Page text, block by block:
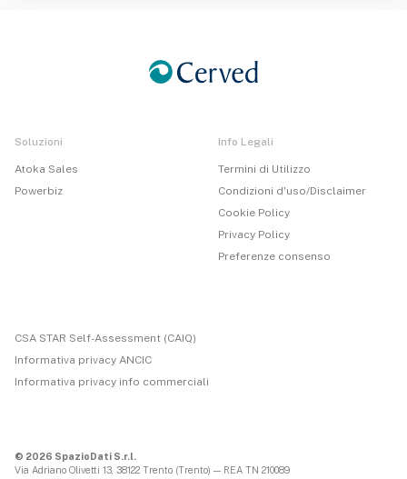
Soluzioni
Atoka Sales
Powerbiz
Info Legali
Termini di Utilizzo
Condizioni d'uso/Disclaimer
Cookie Policy
Privacy Policy
Preferenze consenso
CSA STAR Self-Assessment (CAIQ)
Informativa privacy ANCIC
Informativa privacy info commerciali
© 2026 SpazioDati S.r.l.
Via Adriano Olivetti 13, 38122 Trento (Trento) — REA TN 210089